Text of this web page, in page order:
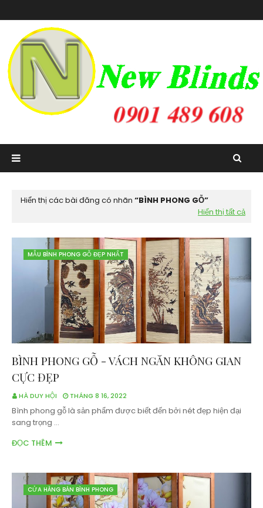
Hiển thị các bài đăng có nhãn
BÌNH PHONG GỖ
Hiển thị tất cả
MẪU BÌNH PHONG GỖ ĐẸP NHẤT
BÌNH PHONG GỖ - VÁCH NGĂN KHÔNG GIAN
CỰC ĐẸP
HÀ DUY HỘI THÁNG 8 16, 2022
Bình phong gỗ là sản phẩm được biết đến bởi nét đẹp hiện đại
sang trọng …
ĐỌC THÊM
CỬA HÀNG BÁN BÌNH PHONG